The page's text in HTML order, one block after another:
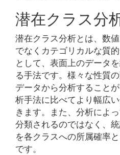
潜在クラス分
潜在クラス分析とは、数
でなくカテゴリカルな質
として、表面上のデータ
る手法です。様々な性質
データから分析すること
析手法に比べてより幅広
きます。また、分析によ
分類されるのではなく、
を各クラスへの所属確率
です。